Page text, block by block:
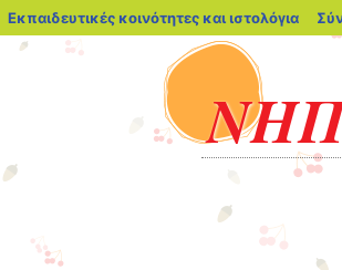
Εκπαιδευτικές κοινότητες και ιστολόγια
Μενού
Μετάβαση στο